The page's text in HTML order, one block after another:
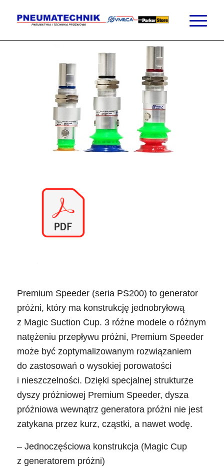
Premium Speeder (seria PS200) to generator
próżni, który ma konstrukcję jednobryłową
z Magic Suction Cup. 3 różne modele o różnym
natężeniu przepływu próżni, Premium Speeder
może być zoptymalizowanym rozwiązaniem
do zastosowań o wysokiej porowatości
i nieszczelności. Dzięki specjalnej strukturze
dyszy próżniowej Premium Speeder, dysza
próżniowa wewnątrz generatora próżni nie jest
zatykana przez kurz, cząstki, a nawet wodę.
– Jednoczęściowa konstrukcja (Magic Cup
z generatorem próżni)